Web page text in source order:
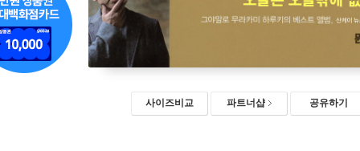
사이즈비교 파트너샵 공유하기